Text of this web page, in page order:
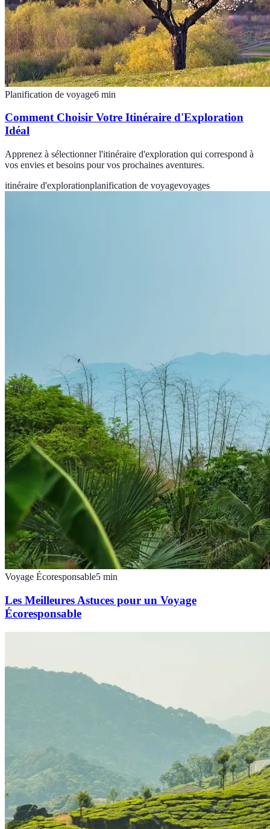
Planification de voyage6 min
Comment Choisir Votre Itinéraire d'Exploration
Idéal
Apprenez à sélectionner l'itinéraire d'exploration qui correspond à
vos envies et besoins pour vos prochaines aventures.
itinéraire d'explorationplanification de voyagevoyages
Voyage Écoresponsable5 min
Les Meilleures Astuces pour un Voyage
Écoresponsable